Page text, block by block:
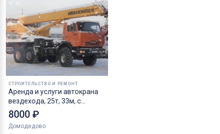
СТРОИТЕЛЬСТВО И РЕМОНТ
Аренда и услуги автокрана
вездехода, 25т, 33м, с
гуськом 9м
8000 ₽
Домодедово